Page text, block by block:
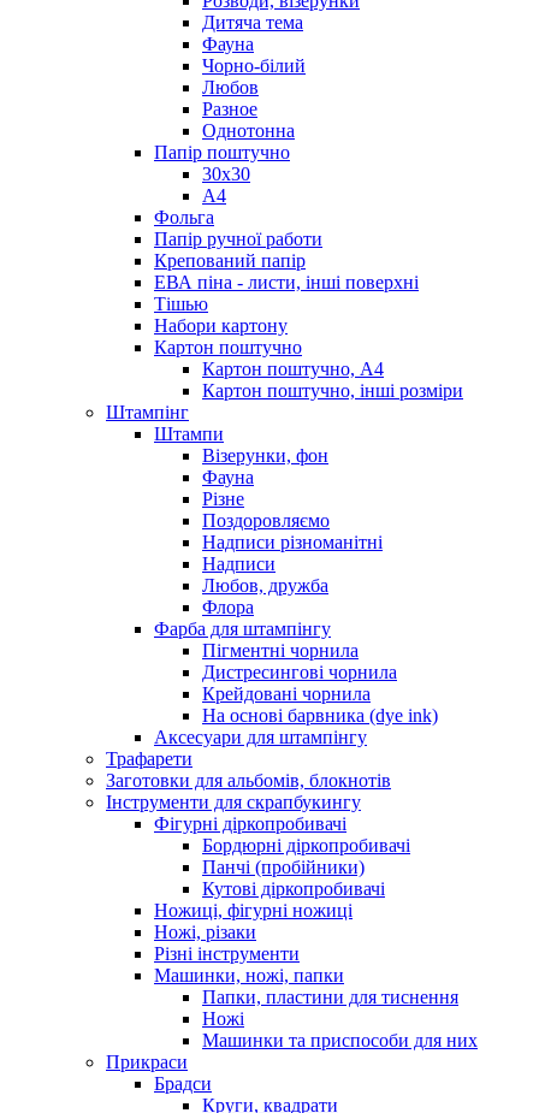
Дитяча тема
Фауна
Чорно-білий
Любов
Разное
Однотонна
Папір поштучно
30х30
А4
Фольга
Папір ручної работи
Крепований папір
ЕВА піна - листи, інші поверхні
Тішью
Набори картону
Картон поштучно
Картон поштучно, А4
Картон поштучно, інші розміри
Штампінг
Штампи
Візерунки, фон
Фауна
Різне
Поздоровляємо
Надписи різноманітні
Надписи
Любов, дружба
Флора
Фарба для штампінгу
Пігментні чорнила
Дистресингові чорнила
Крейдовані чорнила
На основі барвника (dye ink)
Аксесуари для штампінгу
Трафарети
Заготовки для альбомів, блокнотів
Інструменти для скрапбукингу
Фігурні діркопробивачі
Бордюрні діркопробивачі
Панчі (пробійники)
Кутові діркопробивачі
Ножиці, фігурні ножиці
Ножі, різаки
Різні інструменти
Машинки, ножі, папки
Папки, пластини для тиснення
Ножі
Машинки та приспособи для них
Прикраси
Брадси
Круги, квадрати